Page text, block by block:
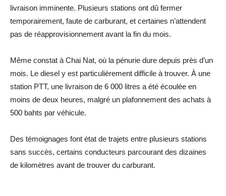
livraison imminente. Plusieurs stations ont dû fermer
temporairement, faute de carburant, et certaines n’attendent
pas de réapprovisionnement avant la fin du mois.
Même constat à Chai Nat, où la pénurie dure depuis près d’un
mois. Le diesel y est particulièrement difficile à trouver. À une
station PTT, une livraison de 6 000 litres a été écoulée en
moins de deux heures, malgré un plafonnement des achats à
500 bahts par véhicule.
Des témoignages font état de trajets entre plusieurs stations
sans succès, certains conducteurs parcourant des dizaines
de kilomètres avant de trouver du carburant.